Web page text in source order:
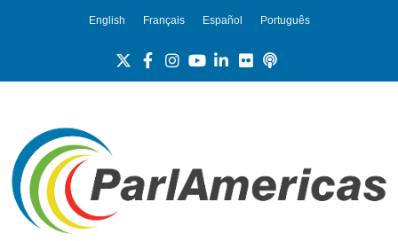
English Français Español Português